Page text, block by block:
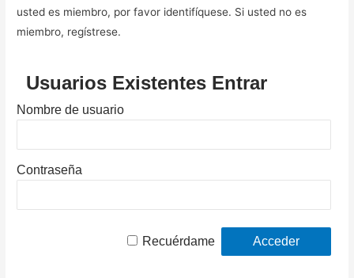
usted es miembro, por favor identifíquese. Si usted no es
miembro, regístrese.
Usuarios Existentes Entrar
Nombre de usuario
Contraseña
Recuérdame